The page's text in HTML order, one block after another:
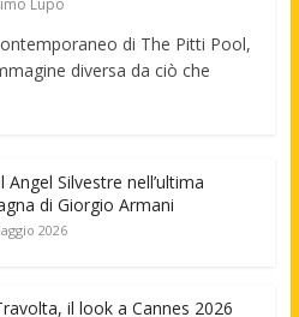
di The Pitti Pool,
diversa da ciò che
Angel Silvestre nell’ultima
di Giorgio Armani
2026
il look a Cannes 2026